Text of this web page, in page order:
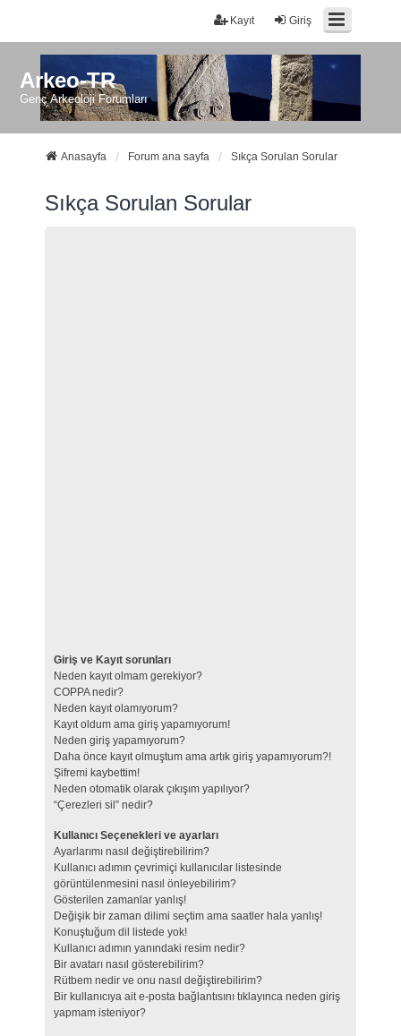
Giriş
Kayıt
Arkeo-TR
Genç Arkeoloji Forumları
Anasayfa Forum ana sayfa Sıkça Sorulan Sorular
Sıkça Sorulan Sorular
Giriş ve Kayıt sorunları
Neden kayıt olmam gerekiyor?
COPPA nedir?
Neden kayıt olamıyorum?
Kayıt oldum ama giriş yapamıyorum!
Neden giriş yapamıyorum?
Daha önce kayıt olmuştum ama artık giriş yapamıyorum?!
Şifremi kaybettim!
Neden otomatik olarak çıkışım yapılıyor?
“Çerezleri sil” nedir?
Kullanıcı Seçenekleri ve ayarları
Ayarlarımı nasıl değiştirebilirim?
Kullanıcı adımın çevrimiçi kullanıcılar listesinde
görüntülenmesini nasıl önleyebilirim?
Gösterilen zamanlar yanlış!
Değişik bir zaman dilimi seçtim ama saatler hala yanlış!
Konuştuğum dil listede yok!
Kullanıcı adımın yanındaki resim nedir?
Bir avatarı nasıl gösterebilirim?
Rütbem nedir ve onu nasıl değiştirebilirim?
Bir kullanıcıya ait e-posta bağlantısını tıklayınca neden giriş
yapmam isteniyor?